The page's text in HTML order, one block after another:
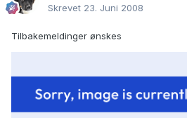
Skrevet 23. Juni 2008
Tilbakemeldinger ønskes